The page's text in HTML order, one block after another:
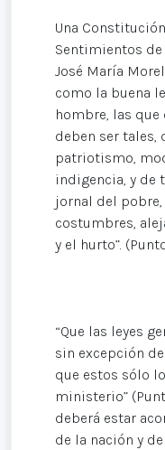
Una
Sentimientos de
José María
como la buena
hombre, las
deben ser tales,
patriotismo,
indigencia, y de
jornal del
costumbres,
y el hurto”.
“Que las leyes
sin excepción
que estos sólo
ministerio”
deberá estar
de la nación y